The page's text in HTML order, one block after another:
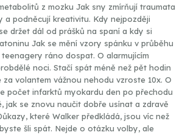
z mozku Jak sny zmírňují traumata
a podněcují kreativitu. Kdy nejpozději
držet dál od prášků na spaní a kdy si
Jak se mění vzory spánku v průběhu
ráno dospat. O alarmujícím
noci. Stačí spát méně než pět hodin
za volantem vážnou nehodu vzroste 10x. O
počet infarktů myokardu den po přechodu
jak se znovu naučit dobře usínat a zdravě
které Walker předkládá, jsou víc než
šli spát. Nejde o otázku volby, ale